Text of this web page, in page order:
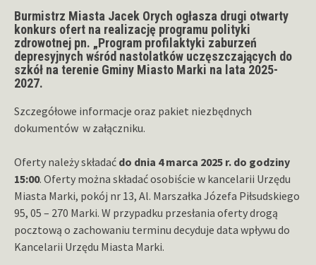
Burmistrz Miasta Jacek Orych ogłasza drugi otwarty
konkurs ofert na realizację programu polityki
zdrowotnej pn. „Program profilaktyki zaburzeń
depresyjnych wśród nastolatków uczęszczających do
szkół na terenie Gminy Miasto Marki na lata 2025-
2027.
Szczegółowe informacje oraz pakiet niezbędnych
dokumentów w załączniku.
Oferty należy składać do dnia 4 marca 2025 r. do godziny
15:00. Oferty można składać osobiście w kancelarii Urzędu
Miasta Marki, pokój nr 13, Al. Marszałka Józefa Piłsudskiego
95, 05 – 270 Marki. W przypadku przesłania oferty drogą
pocztową o zachowaniu terminu decyduje data wpływu do
Kancelarii Urzędu Miasta Marki.